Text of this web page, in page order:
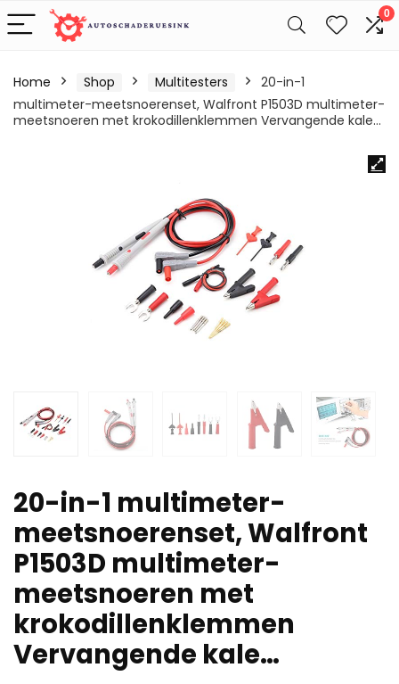
0
Home Shop Multitesters
20-in-1
multimeter-meetsnoerenset, Walfront P1503D multimeter-
meetsnoeren met krokodillenklemmen Vervangende kale…
20-in-1 multimeter-
meetsnoerenset, Walfront
P1503D multimeter-
meetsnoeren met
krokodillenklemmen
Vervangende kale…